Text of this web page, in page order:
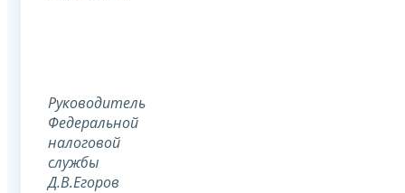
Руководитель
Федеральной
налоговой
службы
Д.В.Егоров